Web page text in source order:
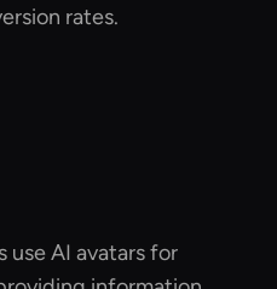
rates.
use AI avatars for